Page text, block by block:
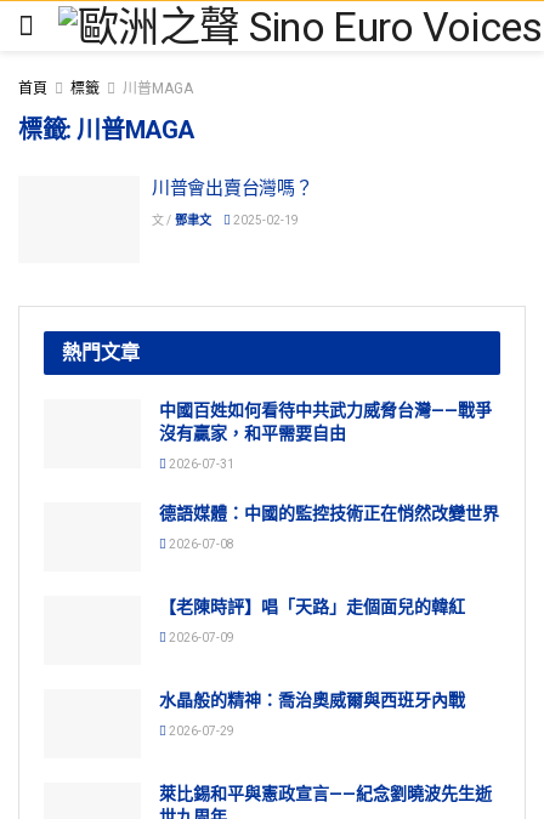
首頁 標籤 川普MAGA
標籤:川普MAGA
川普會出賣台灣嗎？
文 / 鄧聿文 2025-02-19
熱門文章
中國百姓如何看待中共武力威脅台灣——戰爭
沒有贏家，和平需要自由
2026-07-31
德語媒體：中國的監控技術正在悄然改變世界
2026-07-08
【老陳時評】唱「天路」走個面兒的韓紅
2026-07-09
水晶般的精神：喬治奧威爾與西班牙內戰
2026-07-29
萊比錫和平與憲政宣言——紀念劉曉波先生逝